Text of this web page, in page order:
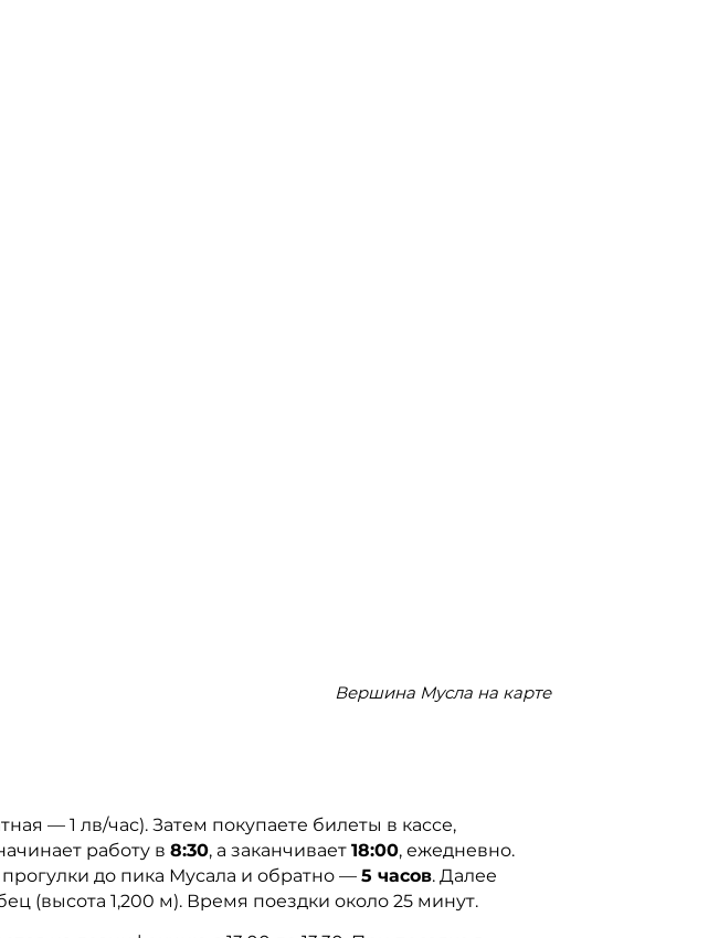
Вершина Мусла на карте
— 1 лв/час). Затем покупаете билеты в кассе,
работу в 8:30, а заканчивает 18:00, ежедневно.
до пика Мусала и обратно — 5 часов. Далее
(высота 1,200 м). Время поездки около 25 минут.